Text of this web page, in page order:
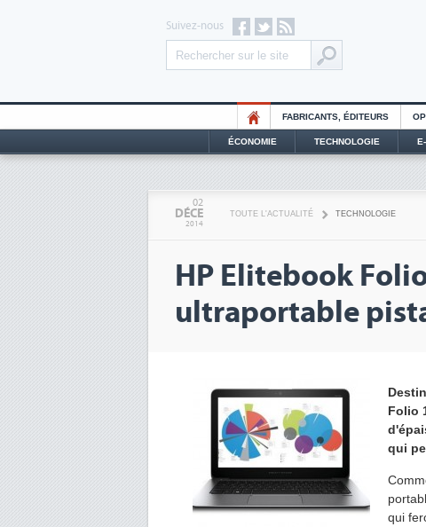
Suivez-nous
FABRICANTS, ÉDITEURS
ÉCONOMIE TECHNOLOGIE
02
DÉCE
2014
TOUTE L'ACTUALITÉ TECHNOLOGIE
HP Elitebook
ultraportable
Folio
qui
qui